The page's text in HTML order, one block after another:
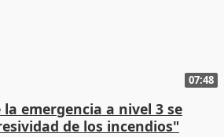
07:48
emergencia a nivel 3 se
de los incendios"